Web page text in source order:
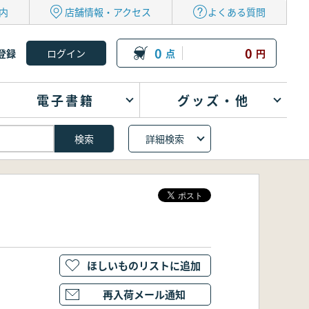
店舗情報・アクセス よくある質問
録 0 点 0 円
電子書籍 グッズ・他
詳細検索
ほしいものリストに追加
再入荷メール通知